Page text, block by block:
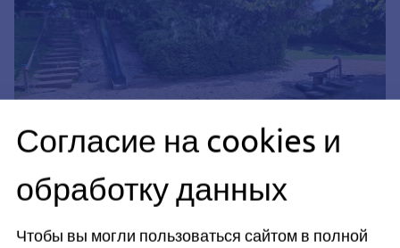
Согласие на cookies и
обработку данных
Чтобы вы могли пользоваться сайтом в полной